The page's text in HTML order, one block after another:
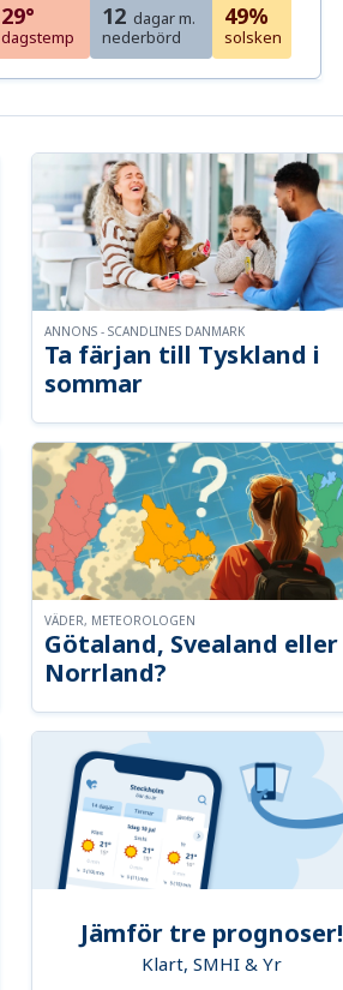
29°
dagstemp
12 dagar m.
nederbörd
49%
solsken
Ta färjan till Tyskland i
sommar
ANNONS - SCANDLINES DANMARK
Götaland, Svealand eller
Norrland?
VÄDER, METEOROLOGEN
Jämför tre prognoser!
Klart, SMHI & Yr